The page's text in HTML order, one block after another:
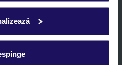
datelor mele personale de către TUI
prelucrarea datelor cu caracter
de comunicare (e-mail),